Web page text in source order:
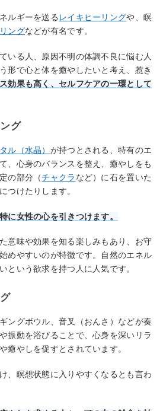
ルギーを送る レイキヒーリングや、瞑
ングなどが有名です。
いる人、原因不明の体調不良に悩む人
形で心と体を癒やしたいと考え、惹き
効果も高く、セルフケアの一環として
グ
ル（水晶） が持つとされる、特有のエ
、心身のバランスを整え、癒やしをも
の部分（チャクラ など）に石を置いた
つけたりします。
に女性の心を引きつけます。
意味や効果を知る楽しみもあり、お守
めやすいのが特徴です。自然のエネル
という欲求を持つ人に人気です。
ングボウル、音叉（おんさ）などが奏
振動を浴びることで、心身を深いリラ
癒やしを促すとされています。
、瞑想状態に入りやすくなるとも言わ